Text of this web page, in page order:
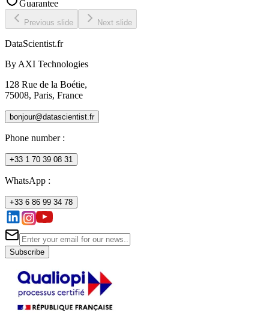
Guarantee
Previous slide Next slide
DataScientist.fr
By AXI Technologies
128 Rue de la Boétie,
75008, Paris, France
bonjour@datascientist.fr
Phone number:
+33 1 70 39 08 31
WhatsApp :
+33 6 86 99 34 78
Subscribe